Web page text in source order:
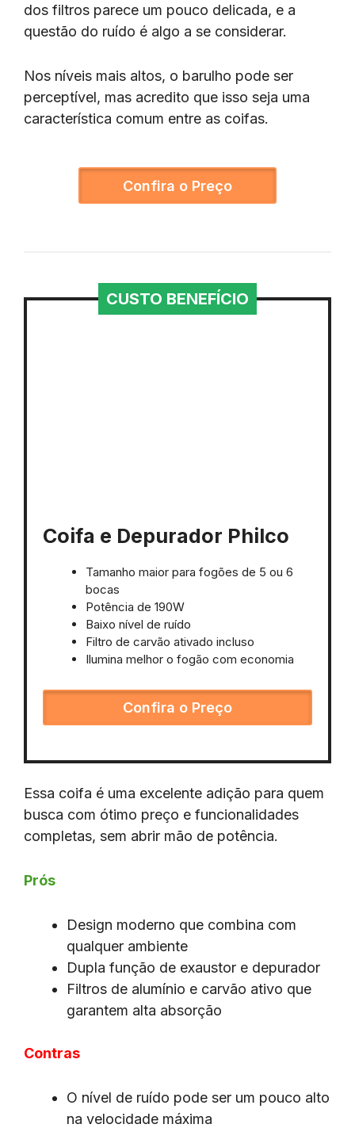
dos filtros parece um pouco delicada, e a
questão do ruído é algo a se considerar.
Nos níveis mais altos, o barulho pode ser
perceptível, mas acredito que isso seja uma
característica comum entre as coifas.
Confira o Preço
CUSTO BENEFÍCIO
Coifa e Depurador Philco
Tamanho maior para fogões de 5 ou 6
bocas
Potência de 190W
Baixo nível de ruído
Filtro de carvão ativado incluso
Ilumina melhor o fogão com economia
Confira o Preço
Essa coifa é uma excelente adição para quem
busca com ótimo preço e funcionalidades
completas, sem abrir mão de potência.
Prós
Design moderno que combina com
qualquer ambiente
Dupla função de exaustor e depurador
Filtros de alumínio e carvão ativo que
garantem alta absorção
Contras
O nível de ruído pode ser um pouco alto
na velocidade máxima